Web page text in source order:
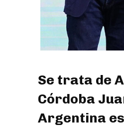
Se trata de
Córdoba
Argentina